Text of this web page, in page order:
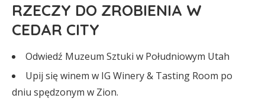
RZECZY DO ZROBIENIA W
CEDAR CITY
Odwiedź Muzeum Sztuki w Południowym Utah
Upij się winem w IG Winery & Tasting Room po
dniu spędzonym w Zion.